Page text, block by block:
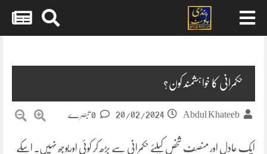
حکمرانی کا خواہشمند کون؟
Abdul Khateeb
20/02/2024
ایک عادل اور منصف شخص کیلئے حکمرانی سے بڑھ کر کوئی اوربوجھ نہیں۔ اسکے